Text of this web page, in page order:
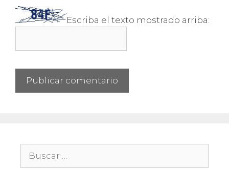
Escriba el texto mostrado arriba: